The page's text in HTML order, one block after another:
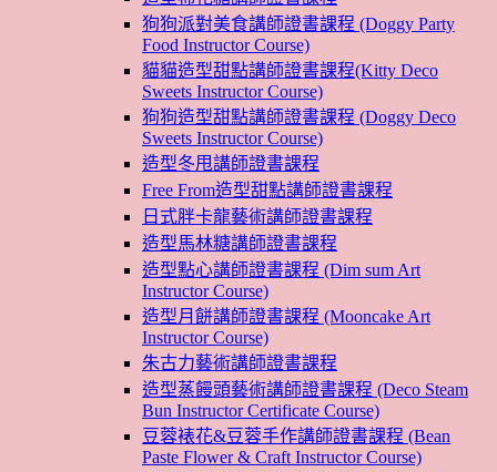
狗狗派對美食講師證書課程 (Doggy Party
Food Instructor Course)
貓貓造型甜點講師證書課程(Kitty Deco
Sweets Instructor Course)
狗狗造型甜點講師證書課程 (Doggy Deco
Sweets Instructor Course)
造型冬甩講師證書課程
Free From造型甜點講師證書課程
日式胖卡龍藝術講師證書課程
造型馬林糖講師證書課程
造型點心講師證書課程 (Dim sum Art
Instructor Course)
造型月餅講師證書課程 (Mooncake Art
Instructor Course)
朱古力藝術講師證書課程
造型蒸饅頭藝術講師證書課程 (Deco Steam
Bun Instructor Certificate Course)
豆蓉裱花&豆蓉手作講師證書課程 (Bean
Paste Flower & Craft Instructor Course)